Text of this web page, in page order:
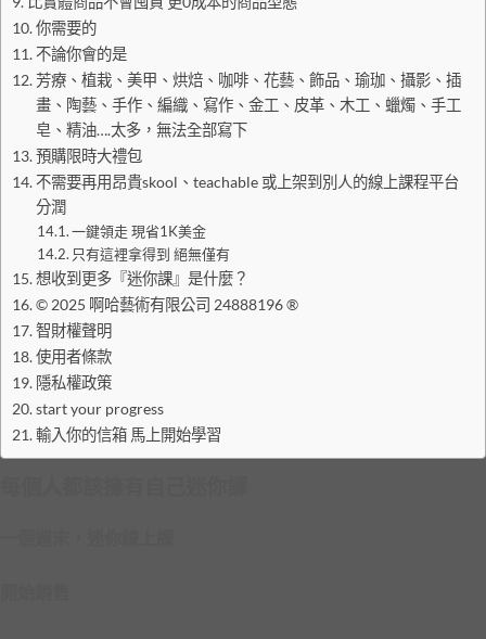
你需要的
不論你會的是
芳療、植栽、美甲、烘焙、咖啡、花藝、飾品、瑜珈、攝影、插
畫、陶藝、手作、編織、寫作、金工、皮革、木工、蠟燭、手工
皂、精油….太多，無法全部寫下
預購限時大禮包
不需要再用昂貴skool、teachable 或上架到別人的線上課程平台
分潤
一鍵領走 現省1K美金
只有這裡拿得到 絕無僅有
想收到更多『迷你課』是什麼？
© 2025 啊哈藝術有限公司 24888196 ®
智財權聲明
使用者條款
隱私權政策
start your progress
輸入你的信箱 馬上開始學習